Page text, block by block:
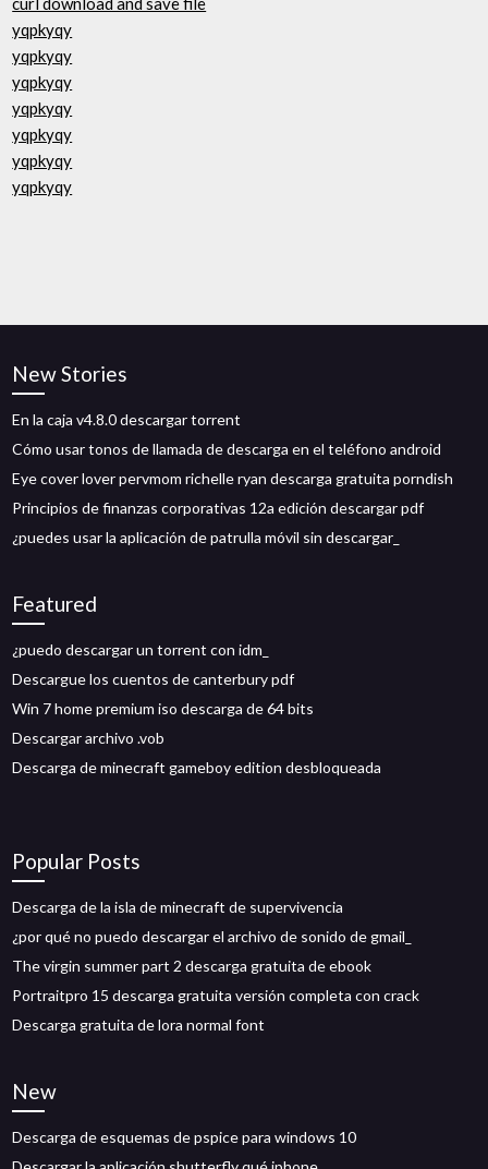
yqpkyqy
yqpkyqy
yqpkyqy
yqpkyqy
yqpkyqy
yqpkyqy
yqpkyqy
New Stories
En la caja v4.8.0 descargar torrent
Cómo usar tonos de llamada de descarga en el teléfono android
Eye cover lover pervmom richelle ryan descarga gratuita porndish
Principios de finanzas corporativas 12a edición descargar pdf
¿puedes usar la aplicación de patrulla móvil sin descargar_
Featured
¿puedo descargar un torrent con idm_
Descargue los cuentos de canterbury pdf
Win 7 home premium iso descarga de 64 bits
Descargar archivo .vob
Descarga de minecraft gameboy edition desbloqueada
Popular Posts
Descarga de la isla de minecraft de supervivencia
¿por qué no puedo descargar el archivo de sonido de gmail_
The virgin summer part 2 descarga gratuita de ebook
Portraitpro 15 descarga gratuita versión completa con crack
Descarga gratuita de lora normal font
New
Descarga de esquemas de pspice para windows 10